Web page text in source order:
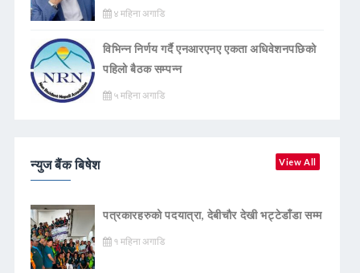
४ महिना अगाडि
विभिन्न निर्णय गर्दै एनआरएनए एकता अधिवेशनपछिको
पहिलो बैठक सम्पन्न
५ महिना अगाडि
न्युज बैंक बिषेश View All
पत्रकारहरुको पदयात्रा, देबीचौर देखी भट्टेडाँडा सम्म
१ महिना अगाडि